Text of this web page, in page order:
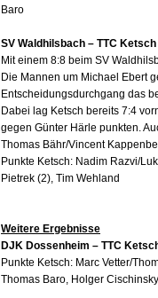
Baro
SV Waldhilsbach – TTC Ketsch
Mit einem 8:8 beim SV
Die Mannen um Michael Ebert
Entscheidungsdurchgang das
Dabei lag Ketsch bereits 7:4
gegen Günter Härle punkten.
Thomas Bähr/Vincent
Punkte Ketsch: Nadim Razvi/
Pietrek (2), Tim Wehland
Weitere Ergebnisse
DJK Dossenheim – TTC
Punkte Ketsch: Marc Vetter/
Thomas Baro, Holger Cischinsky